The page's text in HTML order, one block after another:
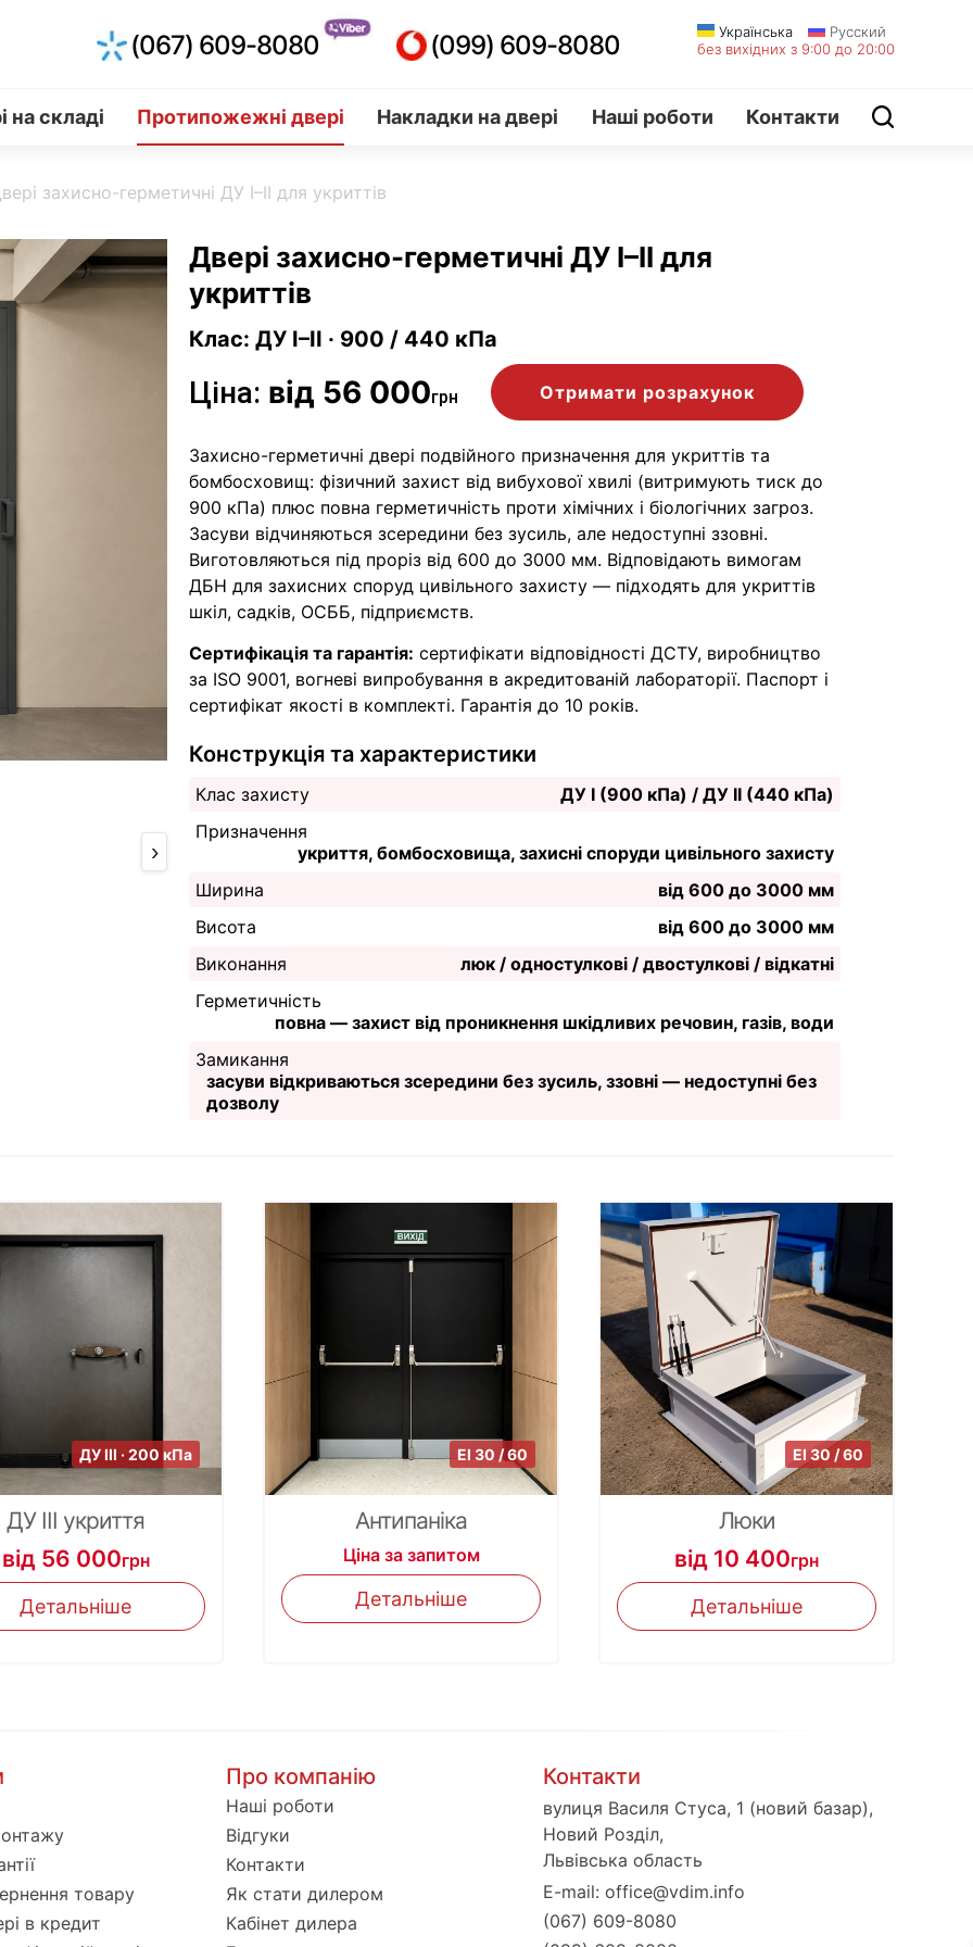
(067) 609-8080 (099) 609-8080 Українська
Русский
без вихідних з 9:00 до 20:00
на складі Протипожежні двері Накладки на двері Наші роботи Контакти
захисно-герметичні ДУ I–II для укриттів
›
Двері захисно-герметичні ДУ I–II для
укриттів
Клас: ДУ I–II · 900 / 440 кПа
Ціна: від 56 000грн Отримати розрахунок
Захисно-герметичні двері подвійного призначення для укриттів та
бомбосховищ: фізичний захист від вибухової хвилі (витримують тиск до
900 кПа) плюс повна герметичність проти хімічних і біологічних загроз.
Засуви відчиняються зсередини без зусиль, але недоступні ззовні.
Виготовляються під проріз від 600 до 3000 мм. Відповідають вимогам
ДБН для захисних споруд цивільного захисту — підходять для укриттів
шкіл, садків, ОСББ, підприємств.
Сертифікація та гарантія: сертифікати відповідності ДСТУ, виробництво
за ISO 9001, вогневі випробування в акредитованій лабораторії. Паспорт і
сертифікат якості в комплекті. Гарантія до 10 років.
Конструкція та характеристики
Клас захисту
ДУ I (900 кПа) / ДУ II (440 кПа)
Призначення
укриття, бомбосховища, захисні споруди цивільного захисту
Ширина
від 600 до 3000 мм
Висота
від 600 до 3000 мм
Виконання
люк / одностулкові / двостулкові / відкатні
Герметичність
повна — захист від проникнення шкідливих речовин, газів, води
Замикання
засуви відкриваються зсередини без зусиль, ззовні — недоступні без
дозволу
ДУ III · 200 кПа
ДУ III укриття
від 56 000грн
Детальніше
EI 30 / 60
Антипаніка
Ціна за запитом
Детальніше
EI 30 / 60
Люки
від 10 400грн
Детальніше
товару
в кредит
Про компанію
Наші роботи
Відгуки
Контакти
Як стати дилером
Кабінет дилера
Контакти
вулиця Василя Стуса, 1 (новий базар),
Новий Розділ,
Львівська область
E-mail: office@vdim.info
(067) 609-8080